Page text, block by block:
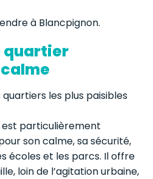
à Blancpignon.
quartier
quartiers les plus paisibles
particulièrement
son calme, sa sécurité,
écoles et les parcs. Il offre
loin de l’agitation urbaine,